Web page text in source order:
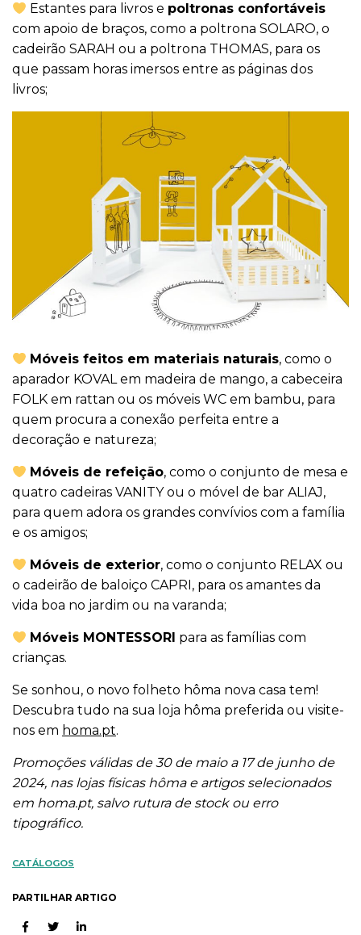
Estantes para livros e poltronas confortáveis
com apoio de braços, como a poltrona SOLARO, o
cadeirão SARAH ou a poltrona THOMAS, para os
que passam horas imersos entre as páginas dos
livros;
Móveis feitos em materiais naturais, como o
aparador KOVAL em madeira de mango, a cabeceira
FOLK em rattan ou os móveis WC em bambu, para
quem procura a conexão perfeita entre a
decoração e natureza;
Móveis de refeição, como o conjunto de mesa e
quatro cadeiras VANITY ou o móvel de bar ALIAJ,
para quem adora os grandes convívios com a família
e os amigos;
Móveis de exterior, como o conjunto RELAX ou
o cadeirão de baloiço CAPRI, para os amantes da
vida boa no jardim ou na varanda;
Móveis MONTESSORI para as famílias com
crianças.
Se sonhou, o novo folheto hôma nova casa tem!
Descubra tudo na sua loja hôma preferida ou visite-
nos em homa.pt.
Promoções válidas de 30 de maio a 17 de junho de
2024, nas lojas físicas hôma e artigos selecionados
em homa.pt, salvo rutura de stock ou erro
tipográfico.
CATÁLOGOS
PARTILHAR ARTIGO